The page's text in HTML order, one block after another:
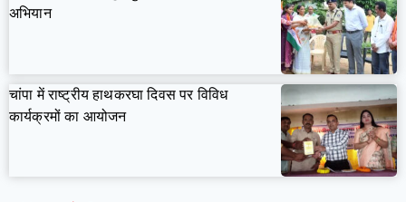
अभियान
चांपा में राष्ट्रीय हाथकरघा दिवस पर विविध
कार्यक्रमों का आयोजन